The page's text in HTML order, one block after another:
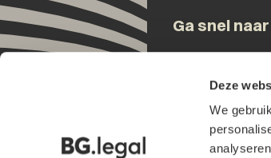
Deze
We
Ga snel naar
Updates
Over ons